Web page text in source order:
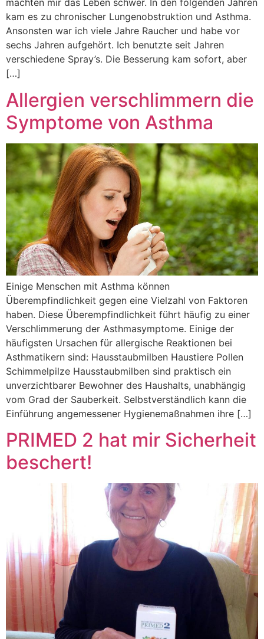
machten mir das Leben schwer. In den folgenden Jahren
kam es zu chronischer Lungenobstruktion und Asthma.
Ansonsten war ich viele Jahre Raucher und habe vor
sechs Jahren aufgehört. Ich benutzte seit Jahren
verschiedene Spray’s. Die Besserung kam sofort, aber
[…]
Allergien verschlimmern die
Symptome von Asthma
Einige Menschen mit Asthma können
Überempfindlichkeit gegen eine Vielzahl von Faktoren
haben. Diese Überempfindlichkeit führt häufig zu einer
Verschlimmerung der Asthmasymptome. Einige der
häufigsten Ursachen für allergische Reaktionen bei
Asthmatikern sind: Hausstaubmilben Haustiere Pollen
Schimmelpilze Hausstaubmilben sind praktisch ein
unverzichtbarer Bewohner des Haushalts, unabhängig
vom Grad der Sauberkeit. Selbstverständlich kann die
Einführung angemessener Hygienemaßnahmen ihre […]
PRIMED 2 hat mir Sicherheit
beschert!